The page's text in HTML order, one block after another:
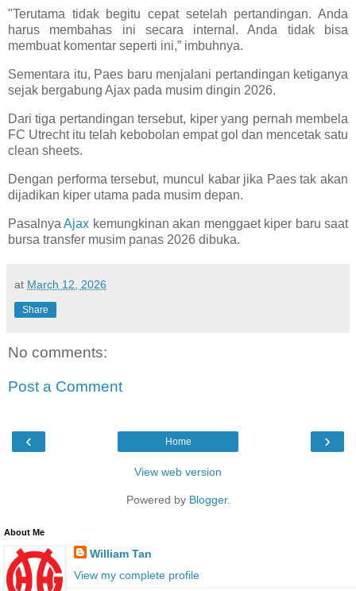
"Terutama tidak begitu cepat setelah pertandingan. Anda
harus membahas ini secara internal. Anda tidak bisa
membuat komentar seperti ini,” imbuhnya.
Sementara itu, Paes baru menjalani pertandingan ketiganya
sejak bergabung Ajax pada musim dingin 2026.
Dari tiga pertandingan tersebut, kiper yang pernah membela
FC Utrecht itu telah kebobolan empat gol dan mencetak satu
clean sheets.
Dengan performa tersebut, muncul kabar jika Paes tak akan
dijadikan kiper utama pada musim depan.
PasalnyaAjax kemungkinan akan menggaet kiper baru saat
bursa transfer musim panas 2026 dibuka.
at March 12, 2026
Share
No comments:
Post a Comment
‹ ›
Home
View web version
Powered by Blogger.
About Me
William Tan
View my complete profile